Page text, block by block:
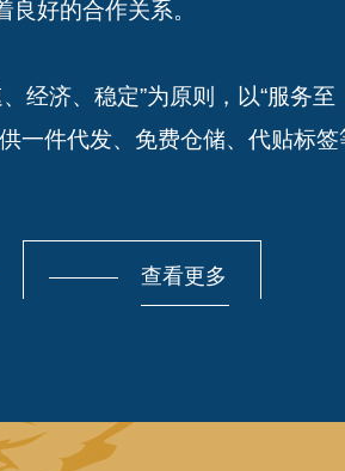
良好的合作关系。
经济、稳定”为原则，以“服务至
供一件代发、免费仓储、代贴标签
查看更多